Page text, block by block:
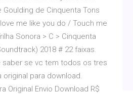
de Cinquenta Tons
me like you do / Touch me
Sonora > C > Cinquenta
2018 # 22 faixas.
saber se vc tem todos os tres
para download.
Original Envio Download R$